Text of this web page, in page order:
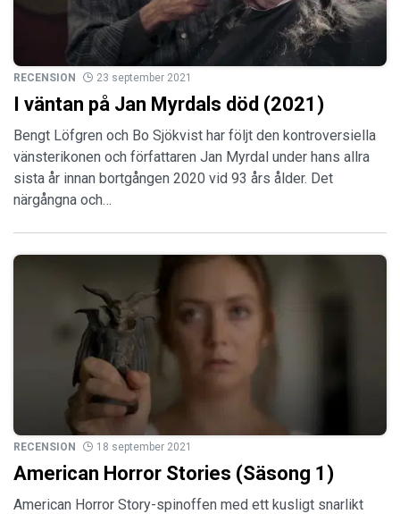
RECENSION 23 september 2021
I väntan på Jan Myrdals död (2021)
Bengt Löfgren och Bo Sjökvist har följt den kontroversiella
vänsterikonen och författaren Jan Myrdal under hans allra
sista år innan bortgången 2020 vid 93 års ålder. Det
närgångna och…
RECENSION 18 september 2021
American Horror Stories (Säsong 1)
American Horror Story-spinoffen med ett kusligt snarlikt